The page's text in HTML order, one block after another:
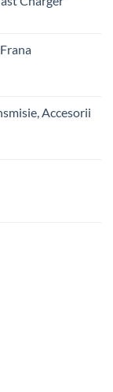
Accesorii